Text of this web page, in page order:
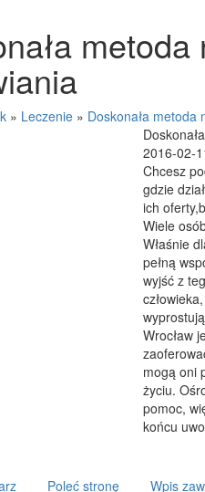
» Leczenie » Doskonała metoda
2016-02-
Chcesz
gdzie
ich
Wiele
Właśnie
pełną
wyjść z
Wrocław
mogą oni
życiu.
pomoc,
końcu
Poleć stronę Wpis